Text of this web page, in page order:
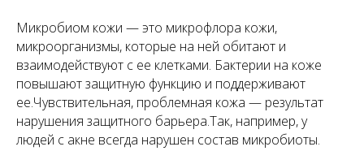
Микробиом кожи — это микрофлора кожи,
микроорганизмы, которые на ней обитают и
взаимодействуют с ее клетками. Бактерии на коже
повышают защитную функцию и поддерживают
ее.Чувствительная, проблемная кожа — результат
нарушения защитного барьера.Так, например, у
людей с акне всегда нарушен состав микробиоты.